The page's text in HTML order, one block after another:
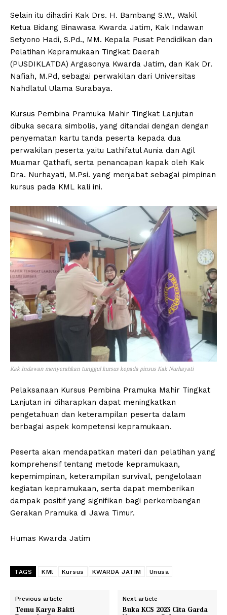
Selain itu dihadiri Kak Drs. H. Bambang S.W., Wakil
Ketua Bidang Binawasa Kwarda Jatim, Kak Indawan
Setyono Hadi, S.Pd., MM. Kepala Pusat Pendidikan dan
Pelatihan Kepramukaan Tingkat Daerah
(PUSDIKLATDA) Argasonya Kwarda Jatim, dan Kak Dr.
Nafiah, M.Pd, sebagai perwakilan dari Universitas
Nahdlatul Ulama Surabaya.
Kursus Pembina Pramuka Mahir Tingkat Lanjutan
dibuka secara simbolis, yang ditandai dengan dengan
penyematan kartu tanda peserta kepada dua
perwakilan peserta yaitu Lathifatul Aunia dan Agil
Muamar Qathafi, serta penancapan kapak oleh Kak
Dra. Nurhayati, M.Psi. yang menjabat sebagai pimpinan
kursus pada KML kali ini.
Kak Indawan menyerahkan tunggul kursus kepada pinsus Kak Nurhayati
Pelaksanaan Kursus Pembina Pramuka Mahir Tingkat
Lanjutan ini diharapkan dapat meningkatkan
pengetahuan dan keterampilan peserta dalam
berbagai aspek kompetensi kepramukaan.
Peserta akan mendapatkan materi dan pelatihan yang
komprehensif tentang metode kepramukaan,
kepemimpinan, keterampilan survival, pengelolaan
kegiatan kepramukaan, serta dapat memberikan
dampak positif yang signifikan bagi perkembangan
Gerakan Pramuka di Jawa Timur.
Humas Kwarda Jatim
TAGS KMl Kursus KWARDA JATIM Unusa
Previous article
Temu Karya Bakti
Next article
Buka KCS 2023 Cita Garda